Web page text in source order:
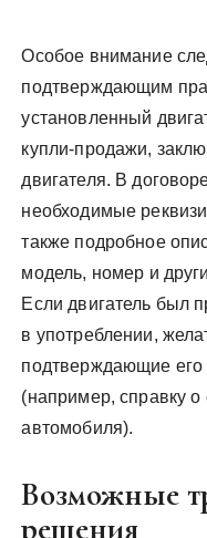
Особое внимание
подтверждающим
установленный
купли-продажи,
двигателя. В
необходимые
также подробное
модель, номер и
Если двигатель был
в употреблении,
подтверждающие его
(например, справку о
автомобиля).
Возможные
решения